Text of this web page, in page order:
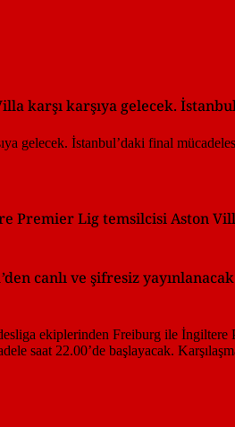
karşı karşıya gelecek.
Lig temsilcisi Aston
canlı ve şifresiz